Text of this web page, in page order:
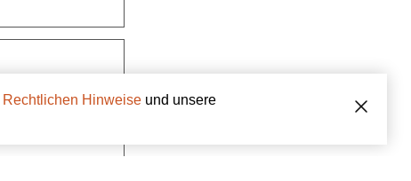
Rechtlichen Hinweiseund unsere